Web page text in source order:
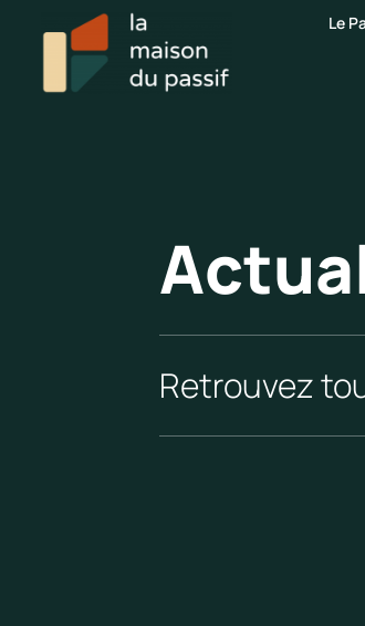
Le
Retrouvez